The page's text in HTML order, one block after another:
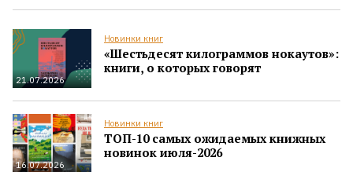
21.07.2026
Новинки книг
«Шестьдесят килограммов нокаутов»:
книги, о которых говорят
16.07.2026
Новинки книг
ТОП-10 самых ожидаемых книжных
новинок июля-2026